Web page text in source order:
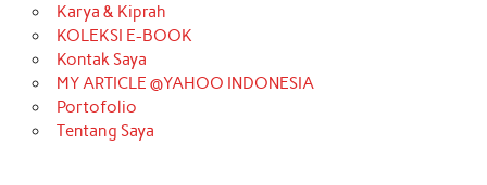
Karya & Kiprah
KOLEKSI E-BOOK
Kontak Saya
MY ARTICLE @YAHOO INDONESIA
Portofolio
Tentang Saya